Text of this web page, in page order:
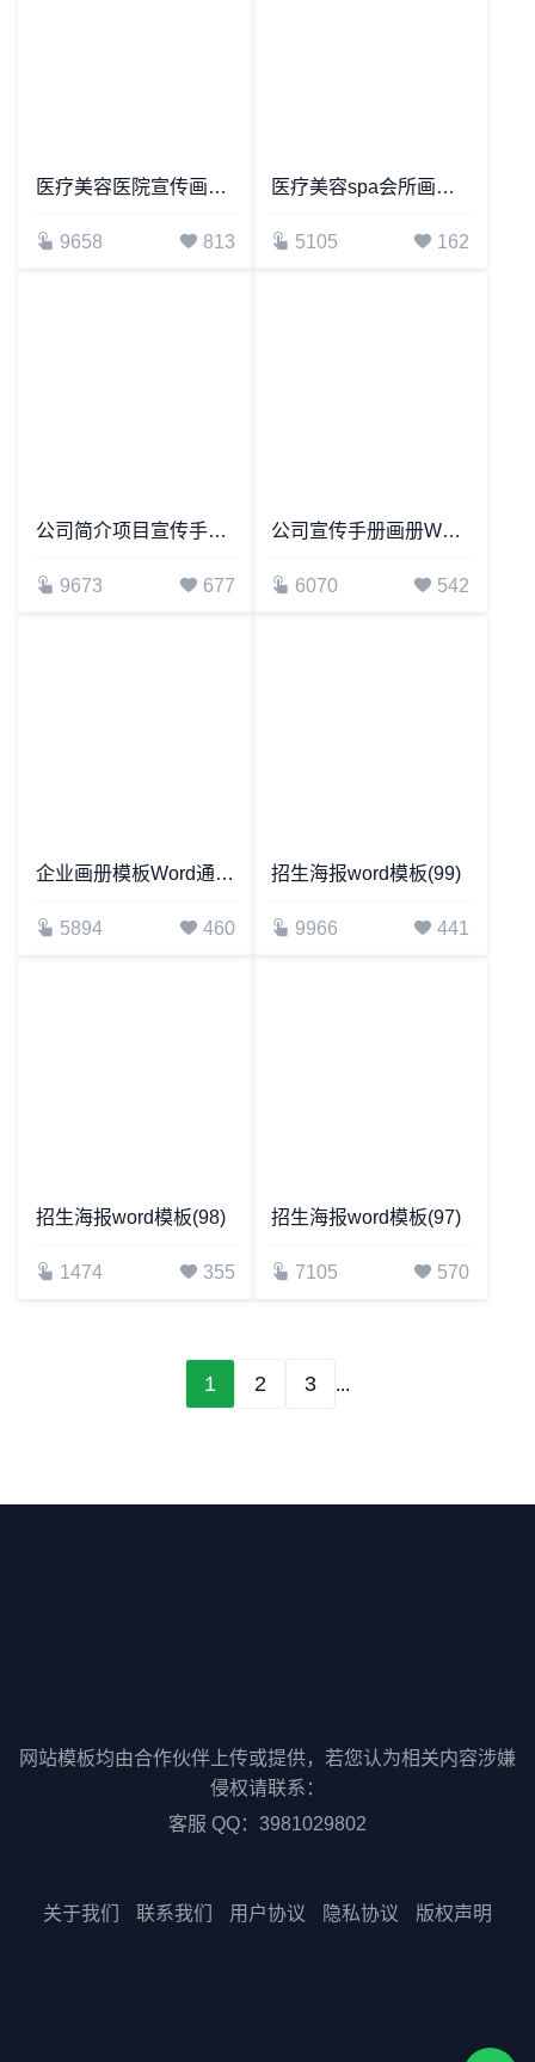
医疗美容医院宣传画册Word模板
9658 813
医疗美容spa会所画册Word模板
5105 162
公司简介项目宣传手册Word模板修改简单
9673 677
公司宣传手册画册Word模板
6070 542
企业画册模板Word通用模板
5894 460
招生海报word模板(99)
9966 441
招生海报word模板(98)
1474 355
招生海报word模板(97)
7105 570
1 2 3 ...
网站模板均由合作伙伴上传或提供，若您认为相关内容涉嫌
侵权请联系：
客服 QQ：3981029802
关于我们 联系我们 用户协议 隐私协议 版权声明